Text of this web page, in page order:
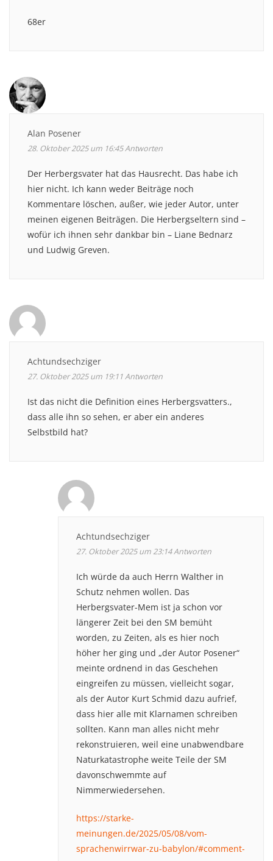
68er
Alan Posener
28. Oktober 2025 um 16:45Antworten
Der Herbergsvater hat das Hausrecht. Das habe ich
hier nicht. Ich kann weder Beiträge noch
Kommentare löschen, außer, wie jeder Autor, unter
meinen eigenen Beiträgen. Die Herbergseltern sind –
wofür ich ihnen sehr dankbar bin – Liane Bednarz
und Ludwig Greven.
Achtundsechziger
27. Oktober 2025 um 19:11Antworten
Ist das nicht die Definition eines Herbergsvatters.,
dass alle ihn so sehen, er aber ein anderes
Selbstbild hat?
Achtundsechziger
27. Oktober 2025 um 23:14Antworten
Ich würde da auch Herrn Walther in
Schutz nehmen wollen. Das
Herbergsvater-Mem ist ja schon vor
längerer Zeit bei den SM bemüht
worden, zu Zeiten, als es hier noch
höher her ging und „der Autor Posener“
meinte ordnend in das Geschehen
eingreifen zu müssen, vielleicht sogar,
als der Autor Kurt Schmid dazu aufrief,
dass hier alle mit Klarnamen schreiben
sollten. Kann man alles nicht mehr
rekonstruieren, weil eine unabwendbare
Naturkatastrophe weite Teile der SM
davonschwemmte auf
Nimmerwiedersehen.
https://starke-
meinungen.de/2025/05/08/vom-
sprachenwirrwar-zu-babylon/#comment-